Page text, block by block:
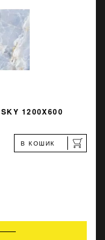
1200X600
В КОШИК